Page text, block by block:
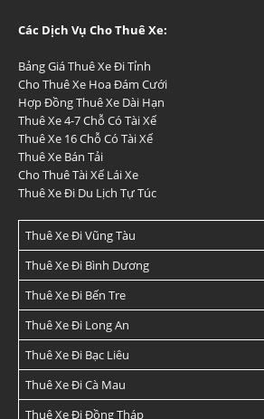
Các Dịch Vụ Cho Thuê Xe:
Bảng Giá Thuê Xe Đi Tỉnh
Cho Thuê Xe Hoa Đám Cưới
Hợp Đồng Thuê Xe Dài Hạn
Thuê Xe 4-7 Chỗ Có Tài Xế
Thuê Xe 16 Chỗ Có Tài Xế
Thuê Xe Bán Tải
Cho Thuê Tài Xế Lái Xe
Thuê Xe Đi Du Lịch Tự Túc
Thuê Xe Đi Vũng Tàu
Thuê Xe Đi Bình Dương
Thuê Xe Đi Bến Tre
Thuê Xe Đi Long An
Thuê Xe Đi Bạc Liêu
Thuê Xe Đi Cà Mau
Thuê Xe Đi Đồng Tháp